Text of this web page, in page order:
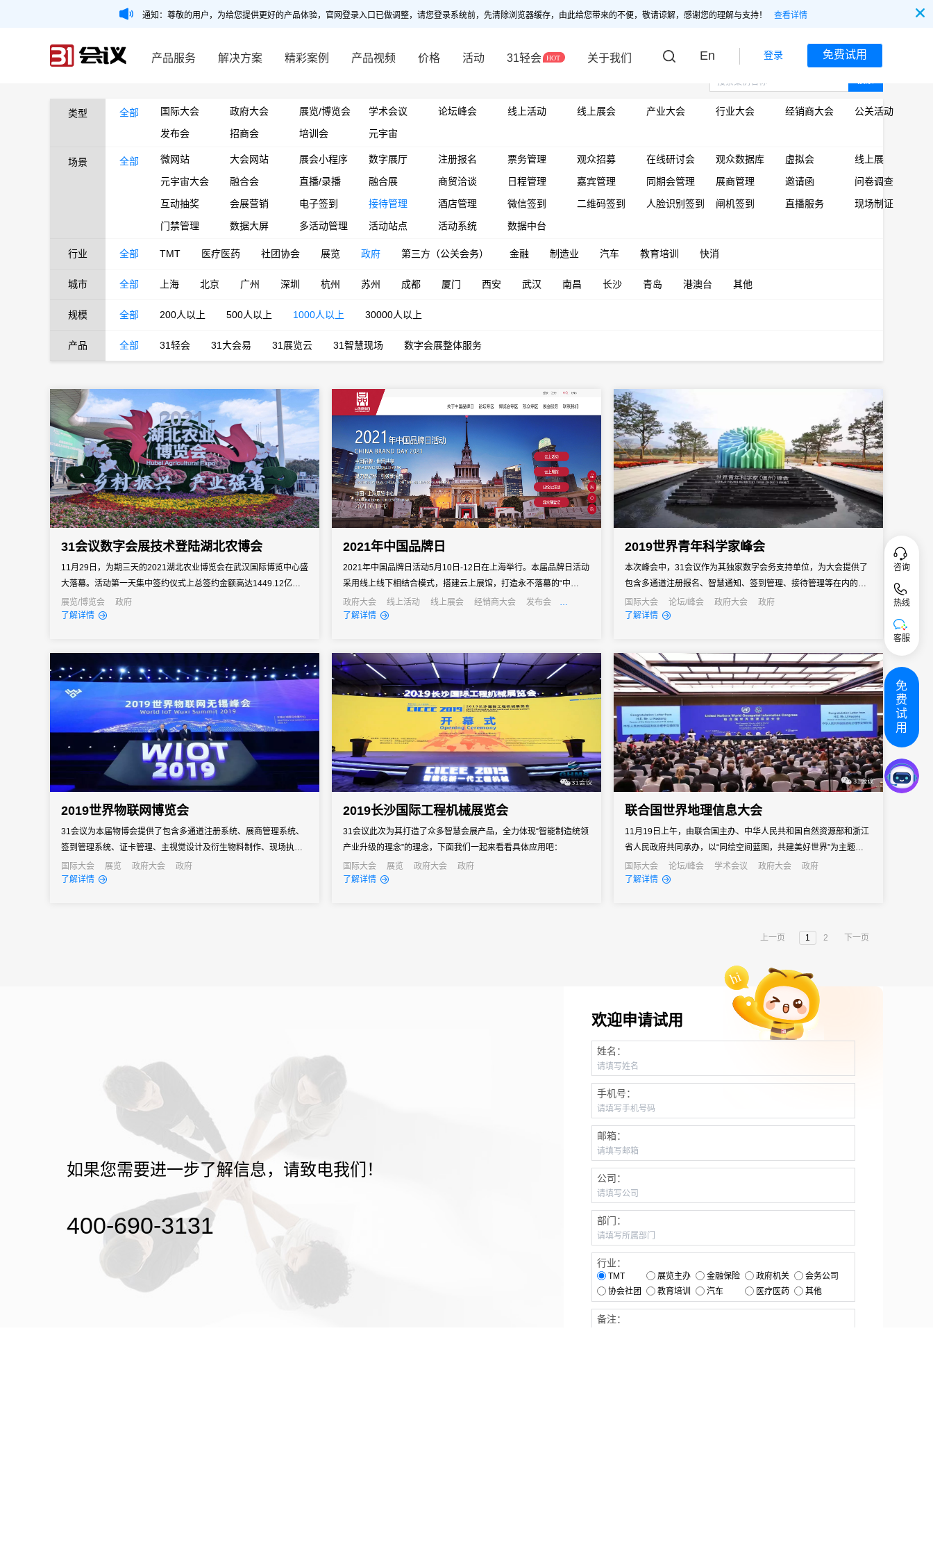
通知：尊敬的用户，为给您提供更好的产品体验，官网登录入口已做调整，请您登录系统前，先清除浏览器缓存，由此给您带来的不便，敬请谅解，感谢您的理解与支持！ 查看详情
产品服务 解决方案 精彩案例 产品视频 价格 活动 31轻会 关于我们 En 登录 免费试用
类型 全部 国际大会 政府大会 展览/博览会 学术会议 论坛峰会 线上活动 线上展会 产业大会 行业大会 经销商大会
公关活动
发布会
招商会 培训会 元宇宙
场景 全部 微网站 大会网站 展会小程序 数字展厅 注册报名 票务管理 观众招募 在线研讨会 观众数据库 虚拟会
线上展
元宇宙大会
融合会 直播/录播 融合展 商贸洽谈 日程管理 嘉宾管理 同期会管理 展商管理 邀请函
问卷调查
互动抽奖
会展营销 电子签到 接待管理 酒店管理 微信签到 二维码签到 人脸识别签到 闸机签到 直播服务
现场制证
门禁管理
数据大屏 多活动管理 活动站点 活动系统 数据中台
行业 全部 TMT 医疗医药 社团协会 展览 政府 第三方（公关会务） 金融 制造业 汽车 教育培训 快消
城市 全部 上海 北京 广州 深圳 杭州 苏州 成都 厦门 西安 武汉 南昌 长沙 青岛 港澳台 其他
规模 全部 200人以上 500人以上 1000人以上 30000人以上
产品 全部 31轻会 31大会易 31展览云 31智慧现场 数字会展整体服务
31会议数字会展技术登陆湖北农博会
11月29日，为期三天的2021湖北农业博览会在武汉国际博览中心盛
大落幕。活动第一天集中签约仪式上总签约金额高达1449.12亿
元。
展览/博览会
政府
了解详情
2021年中国品牌日
2021年中国品牌日活动5月10日-12日在上海举行。本届品牌日活动
采用线上线下相结合模式，搭建云上展馆，打造永不落幕的“中国品
牌日”。31会议为本届品牌日活动提供会展数字化技术与服务支持。
政府大会 线上活动 线上展会 经销商大会
发布会
招商会
政府
了解详情
2019世界青年科学家峰会
本次峰会中，31会议作为其独家数字会务支持单位，为大会提供了
包含多通道注册报名、智慧通知、签到管理、接待管理等在内的全
流程数字化解决方案，助力大会圆满举办！
国际大会 论坛/峰会 政府大会
政府
了解详情
2019世界物联网博览会
31会议为本届物博会提供了包含多通道注册系统、展商管理系统、
签到管理系统、证卡管理、主视觉设计及衍生物料制作、现场执行
管理等在内的全流程服务。
国际大会 展览 政府大会
政府
了解详情
2019长沙国际工程机械展览会
31会议此次为其打造了众多智慧会展产品，全力体现“智能制造统领
产业升级的理念”的理念，下面我们一起来看看具体应用吧：
国际大会
展览 政府大会
政府
了解详情
联合国世界地理信息大会
11月19日上午，由联合国主办、中华人民共和国自然资源部和浙江
省人民政府共同承办，以“同绘空间蓝图，共建美好世界”为主题的联
合国世界地理信息大会在中国浙江德清开幕。
国际大会 论坛/峰会 学术会议 政府大会
政府
了解详情
上一页 1 2 下一页
如果您需要进一步了解信息，请致电我们！
400-690-3131
欢迎申请试用
姓名：
手机号：
邮箱：
公司：
部门：
行业：
TMT 展览主办 金融保险 政府机关
会务公司
协会社团
教育培训 汽车 医疗医药 其他
备注：
咨询
热线
客服
免
费
试
用